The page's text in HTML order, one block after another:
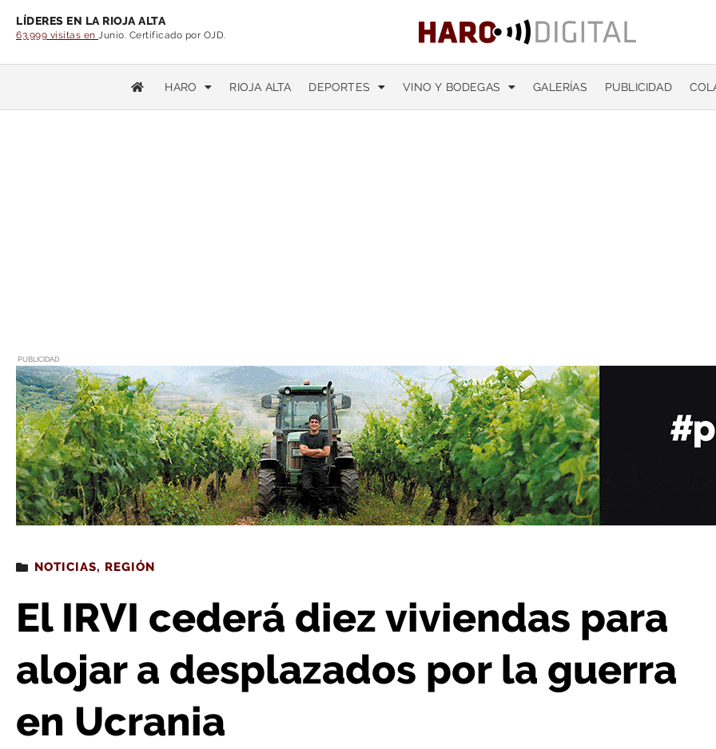
LÍDERES EN LA RIOJA ALTA
63.999 visitas en Junio. Certificado por OJD.
HARO RIOJA ALTA DEPORTES VINO Y BODEGAS GALERÍAS PUBLICIDAD
PUBLICIDAD
Estás leyendo: El IRVI cederá diez viviendas para alojar a desplazados por la guerra en Ucrania
NOTICIAS, REGIÓN
El IRVI cederá diez viviendas para
alojar a desplazados por la guerra
en Ucrania